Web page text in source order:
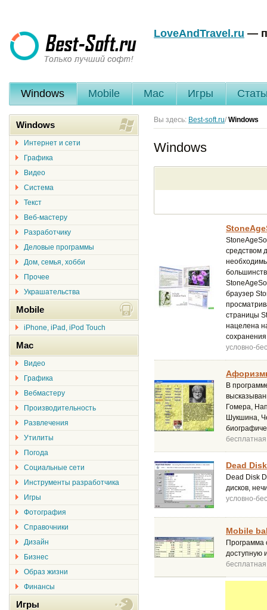
LoveAndTravel.ru —
Windows Mobile Mac Игры
Вы здесь: Best-soft.ru/ Windows
Windows
средством
браузер
страницы
нацелена
условно-
В
Гомера,
Шукшина,
бесплатная
Dead
Dead Disk
дисков,
условно-
Mobile
Программа
доступную
бесплатная
Windows
Интернет и сети
Графика
Видео
Система
Текст
Веб-мастеру
Разработчику
Деловые программы
Дом, семья, хобби
Прочее
Украшательства
Mobile
iPhone, iPad, iPod Touch
Mac
Видео
Графика
Вебмастеру
Производительность
Развлечения
Утилиты
Погода
Социальные сети
Инструменты разработчика
Игры
Фотография
Справочники
Дизайн
Бизнес
Образ жизни
Финансы
Игры